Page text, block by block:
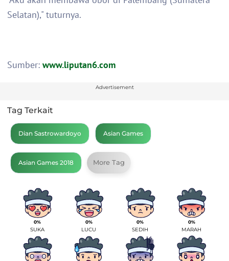
Selatan)," tuturnya.
Sumber: www.liputan6.com
Advertisement
Tag Terkait
Dian Sastrowardoyo Asian Games
Asian Games 2018 More Tag
0%
SUKA
0%
LUCU
0%
SEDIH
0%
MARAH